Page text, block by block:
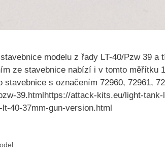
modelu z řady LT-40/Pzw 39 a
ze stavebnice nabízí i v tomto měřítku
s označením 72960, 72961,
39.htmlhttps://attack-kits.eu/light-tank-
40-37mm-gun-version.html